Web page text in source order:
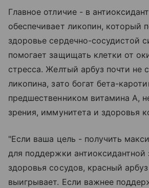
Главное отличие - в
обеспечивает ликопин, который
здоровье сердечно-сосудистой
помогает защищать клетки от
стресса. Желтый арбуз почти не
ликопина, зато богат бета-
предшественником витамина А,
зрения, иммунитета и здоровья
"Если ваша цель - получить
для поддержки
здоровья сосудов, красный
выигрывает. Если важнее